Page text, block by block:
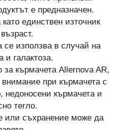
е предназначен.
единствен източник
се използва в случай на
и галактоза.
за кърмачета Allernova AR,
при кърмачета с
недоносени кърмачета и
тегло.
или съхранение може да